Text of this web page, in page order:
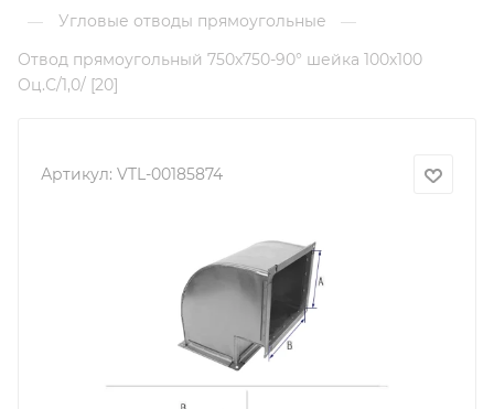
— Угловые отводы прямоугольные
—
Отвод прямоугольный 750х750-90° шейка 100х100
Оц.С/1,0/ [20]
Артикул: VTL-00185874